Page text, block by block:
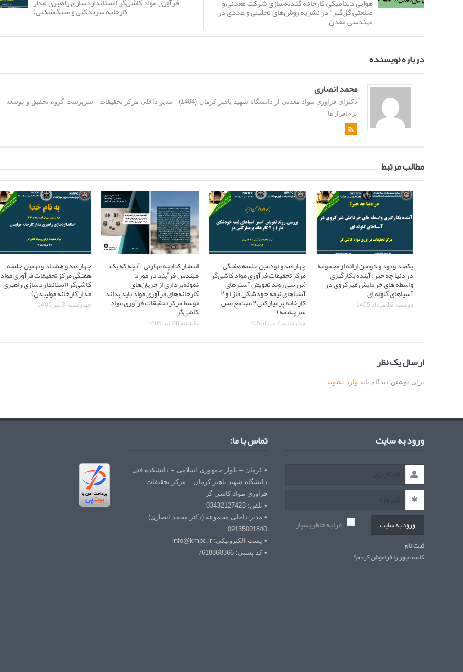
صنعتی گل‌گهر” در نشریه روش‌های تحلیلی و عددی در
مهندسی معدن
کارخانه سرندکنی و سنگ‌شکنی)
درباره نویسنده
محمد انصاری
دکترای فرآوری مواد معدنی از دانشگاه شهید باهنر کرمان (1404) - مدیر داخلی مرکز تحقیقات - سرپرست گروه تحقیق و توسعه
نرم‌افزارها
مطالب مرتبط
یکصد و نود و دومین ارائه از مجموعه
در دنیا چه خبر: آینده بکارگیری
واسطه های خردایش غیرکروی در
آسیاهای گلوله ای
دوشنبه 12 مرداد 1405
چهارصدو نودمین جلسه هفتگی
مرکز تحقیقات فرآوری مواد کاشی‌گر
(بررسی روند تعویض آسترهای
آسیاهای نیمه خودشکن فاز ۱ و ۲
کارخانه پرعیارکنی ۲ مجتمع مس
سرچشمه)
چهارشنبه 7 مرداد 1405
انتشار کتابچه مهارتی “آنچه که یک
مهندس فرآیند در مورد
نمونه‌برداری از جریان‌های
کارخانه‌های فرآوری مواد باید بداند”
توسط مرکز تحقیقات فرآوری مواد
کاشی‌گر
یکشنبه 28 تیر 1405
چهارصد و هشتاد و نهمین جلسه
هفتگی مرکز تحقیقات فرآوری مواد
کاشی‌گر (استانداردسازی راهبری
مدار کارخانه مولیبدن)
چهارشنبه 3 تیر 1405
ارسال یک نظر
برای نوشتن دیدگاه بایدوارد بشوید
ورود به سایت
ورود به سایت مرا به خاطر بسپار
ثبت نام
کلمه عبور را فراموش کردم؟
تماس با ما:
• کرمان – بلوار جمهوری اسلامی – دانشکده فنی
دانشگاه شهید باهنر کرمان – مرکز تحقیقات
فرآوری مواد کاشی گر
• تلفن: 03432127423
• مدیر داخلی مجموعه (دکتر محمد انصاری):
09135001840
• پست الکترونیکی: info@kmpc.ir
• کد پستی: 7618868366